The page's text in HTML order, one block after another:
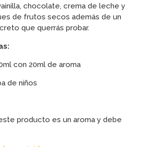
chocolate, crema de leche y
de frutos secos además de un
que querrás probar.
con 20ml de aroma
de niños
producto es un aroma y debe